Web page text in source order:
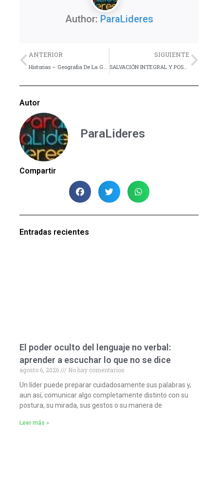
Author: ParaLideres
Previo
ANTERIOR SIGUIENTE
SALVACIÓN INTEGRAL Y POSTMODERNIDAD. I EL RETO PARA LA EVANGELIZACIÓN
Autor
ParaLideres
Compartir
Entradas recientes
El poder oculto del lenguaje no verbal:
aprender a escuchar lo que no se dice
agosto 6, 2026
No hay comentarios
Un líder puede preparar cuidadosamente sus palabras y,
aun así, comunicar algo completamente distinto con su
postura, su mirada, sus gestos o su manera de
Leer más »